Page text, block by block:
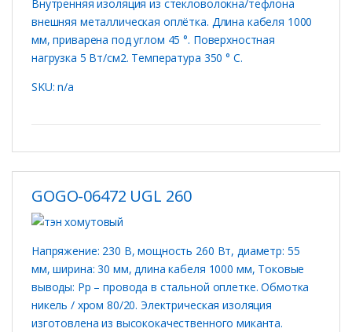
Внутренняя изоляция из стекловолокна/тефлона
внешняя металлическая оплётка. Длина кабеля 1000
мм, приварена под углом 45 °. Поверхностная
нагрузка 5 Вт/см2. Температура 350 ° C.
SKU: n/a
GOGO-06472 UGL 260
Напряжение: 230 В, мощность 260 Вт, диаметр: 55
мм, ширина: 30 мм, длина кабеля 1000 мм, Токовые
выводы: Рр – провода в стальной оплетке. Обмотка
никель / хром 80/20. Электрическая изоляция
изготовлена ​​из высококачественного миканта.